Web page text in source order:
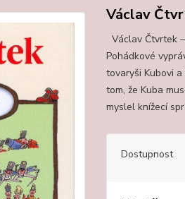
Václav
Václav Čtvrtek
Pohádkové
tovaryši Kubovi
tom, že Kuba
myslel knížecí
Dostupnost